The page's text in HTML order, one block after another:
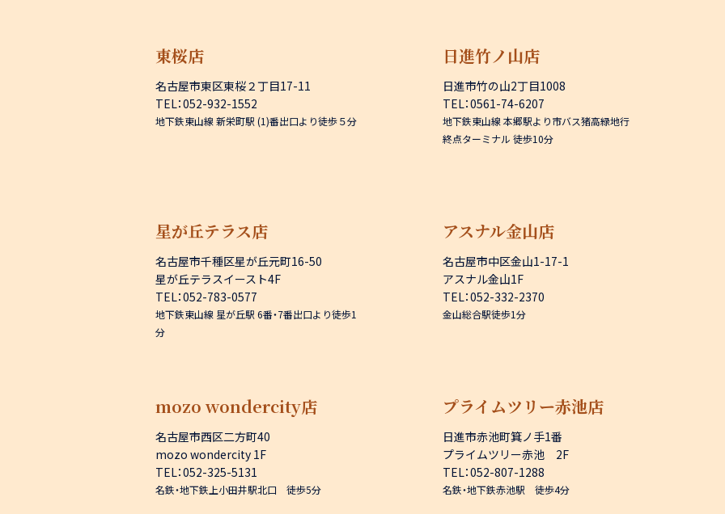
東桜店
名古屋市東区東桜２丁目17-11
TEL：052-932-1552
地下鉄東山線 新栄町駅 (1)番出口より徒歩５分
日進竹ノ山店
日進市竹の山2丁目1008
TEL：0561-74-6207
地下鉄東山線 本郷駅より市バス猪高緑地行
終点ターミナル 徒歩10分
星が丘テラス店
名古屋市千種区星が丘元町16-50
星が丘テラスイースト4F
TEL：052-783-0577
地下鉄東山線 星が丘駅 6番・7番出口より徒歩1
分
アスナル金山店
名古屋市中区金山1-17-1
アスナル金山1F
TEL：052-332-2370
金山総合駅徒歩1分
mozo wondercity店
名古屋市西区二方町40
mozo wondercity 1F
TEL：052-325-5131
名鉄・地下鉄上小田井駅北口 徒歩5分
プライムツリー赤池店
日進市赤池町箕ノ手1番
プライムツリー赤池 2F
TEL：052-807-1288
名鉄・地下鉄赤池駅 徒歩4分